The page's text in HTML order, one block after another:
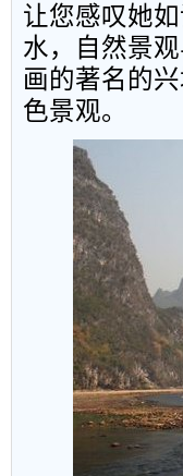
让您感叹她
水，自然景
画的著名的兴
色景观。